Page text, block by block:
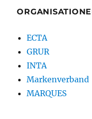
ECTA
GRUR
INTA
Markenverband
MARQUES